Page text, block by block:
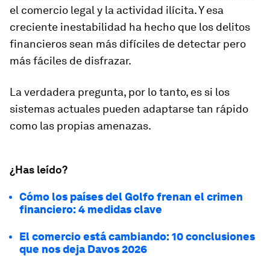
el comercio legal y la actividad ilícita. Y esa
creciente inestabilidad ha hecho que los delitos
financieros sean más difíciles de detectar pero
más fáciles de disfrazar.
La verdadera pregunta, por lo tanto, es si los
sistemas actuales pueden adaptarse tan rápido
como las propias amenazas.
¿Has leído?
Cómo los países del Golfo frenan el crimen
financiero: 4 medidas clave
El comercio está cambiando: 10 conclusiones
que nos deja Davos 2026